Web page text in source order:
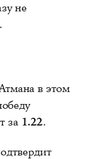
не
в этом
за 1.22.